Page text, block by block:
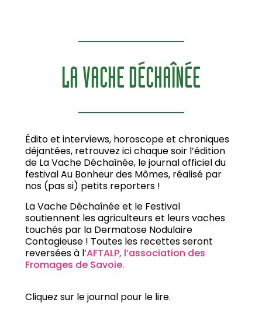
LA VACHE DÉCHAÎNÉE
Édito et interviews, horoscope et chroniques
déjantées, retrouvez ici chaque soir l’édition
de La Vache Déchaînée, le journal officiel du
festival Au Bonheur des Mômes, réalisé par
nos (pas si) petits reporters !
La Vache Déchaînée et le Festival
soutiennent les agriculteurs et leurs vaches
touchés par la Dermatose Nodulaire
Contagieuse ! Toutes les recettes seront
reversées à l’AFTALP, l’association des
Fromages de Savoie.
Cliquez sur le journal pour le lire.